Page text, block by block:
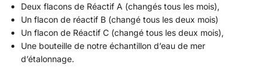
Deux flacons de Réactif A (changés tous les mois),
Un flacon de réactif B (changé tous les deux mois)
Un flacon de Réactif C (changé tous les deux mois),
Une bouteille de notre échantillon d’eau de mer
d’étalonnage.